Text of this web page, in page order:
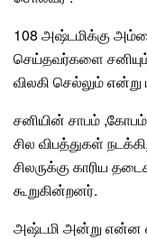
108 அஷ்டமிக்கு
செய்தவர்களை
விலகி செல்லும்
சனியின் சாபம்
சில விபத்துகள்
சிலருக்கு காரிய
கூறுகின்றனர்.
அஷ்டமி அன்று என்ன